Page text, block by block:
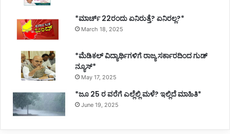
*ಮಾರ್ಚ್ 22ರಂದು ಏನಿರುತ್ತೆ? ಏನಿರಲ್ಲ?*
March 18, 2025
*ಮೆಡಿಕಲ್ ವಿದ್ಯಾರ್ಥಿಗಳಿಗೆ ರಾಜ್ಯ ಸರ್ಕಾರದಿಂದ ಗುಡ್
ನ್ಯೂಸ್*
May 17, 2025
*ಜೂ 25 ರ ವರೆಗೆ ಎಲ್ಲೆಲ್ಲಿ ಮಳೆ? ಇಲ್ಲಿದೆ ಮಾಹಿತಿ*
June 19, 2025